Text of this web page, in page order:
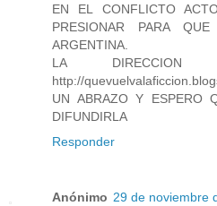
EN EL CONFLICTO
PRESIONAR PARA
ARGENTINA.
LA
http://
UN ABRAZO Y ESPERO
DIFUNDIRLA
Responder
Anónimo 29 de noviembre